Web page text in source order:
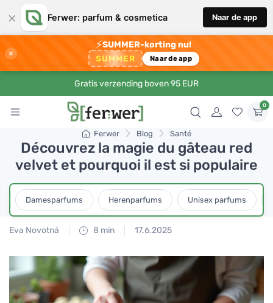
× Ferwer: parfum & cosmetica Naar de app
×
⚡SUMMER-korting nu!
SUMMER Naar de app
Gratis verzending boven 95 EUR
0
Ferwer Blog Santé
Découvrez la magie du gâteau red
velvet et pourquoi il est si populaire
Damesparfums Herenparfums Unisex parfums
Eva Novotná 8 min 17.6.2025